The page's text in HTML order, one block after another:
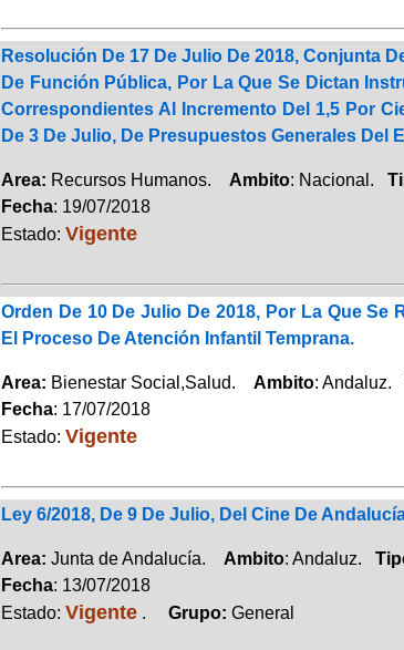
Resolución De 17 De Julio De 2018, Conjunta
De Función Pública, Por La Que Se Dictan
Correspondientes Al Incremento Del 1,5 Por
De 3 De Julio, De Presupuestos Generales Del
Area: Recursos Humanos. Ambito: Nacional.
Fecha: 19/07/2018
Estado: Vigente
Orden De 10 De Julio De 2018, Por La Que
El Proceso De Atención Infantil Temprana.
Area: Bienestar Social,Salud. Ambito: Andaluz.
Fecha: 17/07/2018
Estado: Vigente
Ley 6/2018, De 9 De Julio, Del Cine De
Area: Junta de Andalucía. Ambito: Andaluz.
Fecha: 13/07/2018
Estado: Vigente. Grupo: General